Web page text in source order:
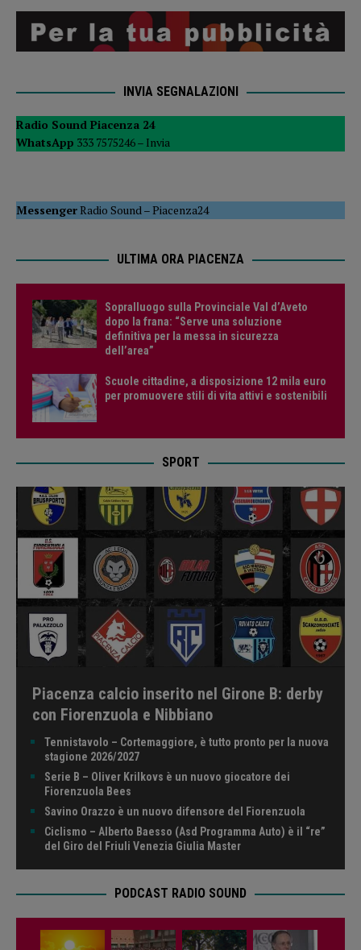
INVIA SEGNALAZIONI
Radio Sound Piacenza 24
WhatsApp 333 7575246 – Invia
MessengerRadio Sound–Piacenza24
ULTIMA ORA PIACENZA
Sopralluogo sulla Provinciale Val d’Aveto
dopo la frana: “Serve una soluzione
definitiva per la messa in sicurezza
dell’area”
Scuole cittadine, a disposizione 12 mila euro
per promuovere stili di vita attivi e sostenibili
SPORT
Piacenza calcio inserito nel Girone B: derby
con Fiorenzuola e Nibbiano
Tennistavolo – Cortemaggiore, è tutto pronto per la nuova
stagione 2026/2027
Serie B – Oliver Krilkovs è un nuovo giocatore dei
Fiorenzuola Bees
Savino Orazzo è un nuovo difensore del Fiorenzuola
Ciclismo – Alberto Baesso (Asd Programma Auto) è il “re”
del Giro del Friuli Venezia Giulia Master
PODCAST RADIO SOUND